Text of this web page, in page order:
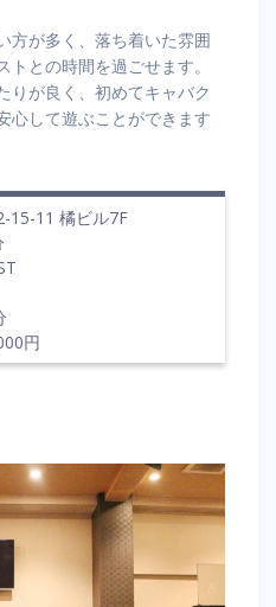
方が多く、落ち着いた雰囲
との時間を過ごせます。
りが良く、初めてキャバク
心して遊ぶことができます
15-11 橘ビル7F
円